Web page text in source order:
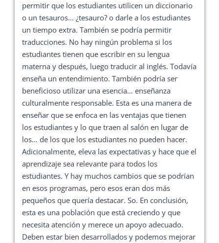
permitir que los estudiantes utilicen un diccionario
o un tesauros… ¿tesauro? o darle a los estudiantes
un tiempo extra. También se podría permitir
traducciones. No hay ningún problema si los
estudiantes tienen que escribir en su lengua
materna y después, luego traducir al inglés. Todavía
enseña un entendimiento. También podría ser
beneficioso utilizar una esencia… enseñanza
culturalmente responsable. Esta es una manera de
enseñar que se enfoca en las ventajas que tienen
los estudiantes y lo que traen al salón en lugar de
los… de los que los estudiantes no pueden hacer.
Adicionalmente, eleva las expectativas y hace que el
aprendizaje sea relevante para todos los
estudiantes. Y hay muchos cambios que se podrían
en esos programas, pero esos eran dos más
pequeños que quería destacar. So. En conclusión,
esta es una población que está creciendo y que
necesita atención y merece un apoyo adecuado.
Deben estar bien desarrollados y podemos mejorar